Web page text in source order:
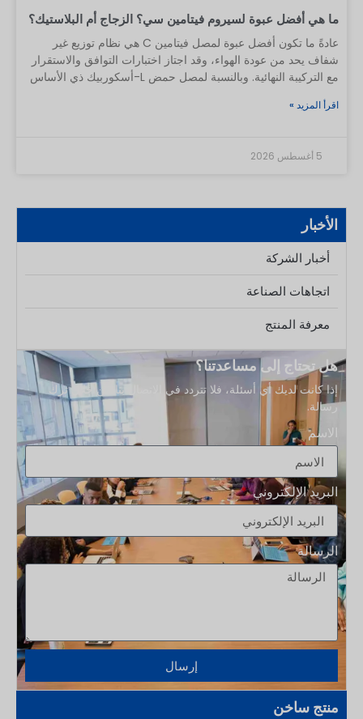
الأخبار
أخبار الشركة
اتجاهات الصناعة
معرفة المنتج
هل تحتاج إلى مساعدتنا؟
إذا كانت لديك أي أسئلة، فلا تتردد في الاتصال بنا من خلال ترك
رسالة.
الاسم
البريد الإلكتروني
الرسالة
إرسال
منتج ساخن
ما هي أفضل عبوة لسيروم فيتامين سي؟ الزجاج أم البلاستيك؟
عادةً ما تكون أفضل عبوة لمصل فيتامين C هي نظام توزيع غير
شفاف يحد من عودة الهواء، وقد اجتاز اختبارات التوافق والاستقرار
مع التركيبة النهائية. وبالنسبة لمصل حمض L-أسكوربيك ذي الأساس
أفضل نقطة انطلاق، لأنها تحد من التبادل المتكرر للهواء والتلامس مع
فتح العبوة مرارًا وتكرارًا وتزيد من الفراغ العلوي أثناء الاستخدام. لا
كيفية تأثير المواد، وتصميم الزجاجة، والسعة، ونظام التوزيع،
والزخرفة، وظروف التعبئة، و
اقرأ المزيد »
5 أغسطس 2026